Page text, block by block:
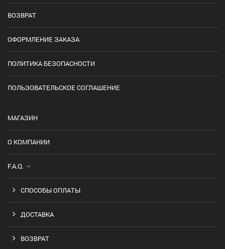
ВОЗВРАТ
ОФОРМЛЕНИЕ ЗАКАЗА
ПОЛИТИКА БЕЗОПАСНОСТИ
ПОЛЬЗОВАТЕЛЬСКОЕ СОГЛАШЕНИЕ
МАГАЗИН
О КОМПАНИИ
F.A.Q.
СПОСОБЫ ОПЛАТЫ
ДОСТАВКА
ВОЗВРАТ